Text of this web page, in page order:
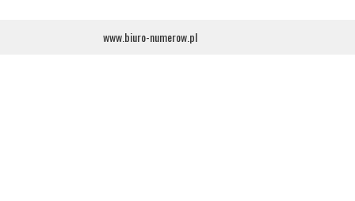
www.biuro-numerow.pl